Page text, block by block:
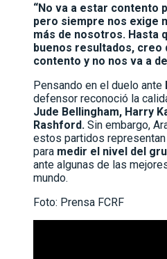
“No va a estar contento
pero siempre nos exige
más de nosotros. Hasta
buenos resultados, creo
contento y no nos va a
Pensando en el duelo ante
defensor reconoció la
Jude Bellingham, Harry
Rashford. Sin embargo,
estos partidos representan
para medir el nivel del
ante algunas de las
mundo.
Foto: Prensa FCRF